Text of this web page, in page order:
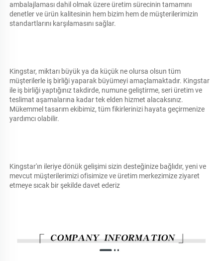
ambalajlaması dahil olmak üzere üretim sürecinin tamamını
denetler ve ürün kalitesinin hem bizim hem de müşterilerimizin
standartlarını karşılamasını sağlar.
Kingstar, miktarı büyük ya da küçük ne olursa olsun tüm
müşterilerle iş birliği yaparak büyümeyi amaçlamaktadır. Kingstar
ile iş birliği yaptığınız takdirde, numune geliştirme, seri üretim ve
teslimat aşamalarına kadar tek elden hizmet alacaksınız.
Mükemmel tasarım ekibimiz, tüm fikirlerinizi hayata geçirmenize
yardımcı olabilir.
Kingstar'ın ileriye dönük gelişimi sizin desteğinize bağlıdır, yeni ve
mevcut müşterilerimizi ofisimize ve üretim merkezimize ziyaret
etmeye sıcak bir şekilde davet ederiz